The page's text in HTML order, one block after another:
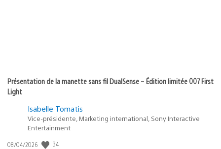
Présentation de la manette sans fil DualSense – Édition limitée 007 First
Light
Isabelle Tomatis
Vice-présidente, Marketing international, Sony Interactive
Entertainment
Date
08/04/2026 34